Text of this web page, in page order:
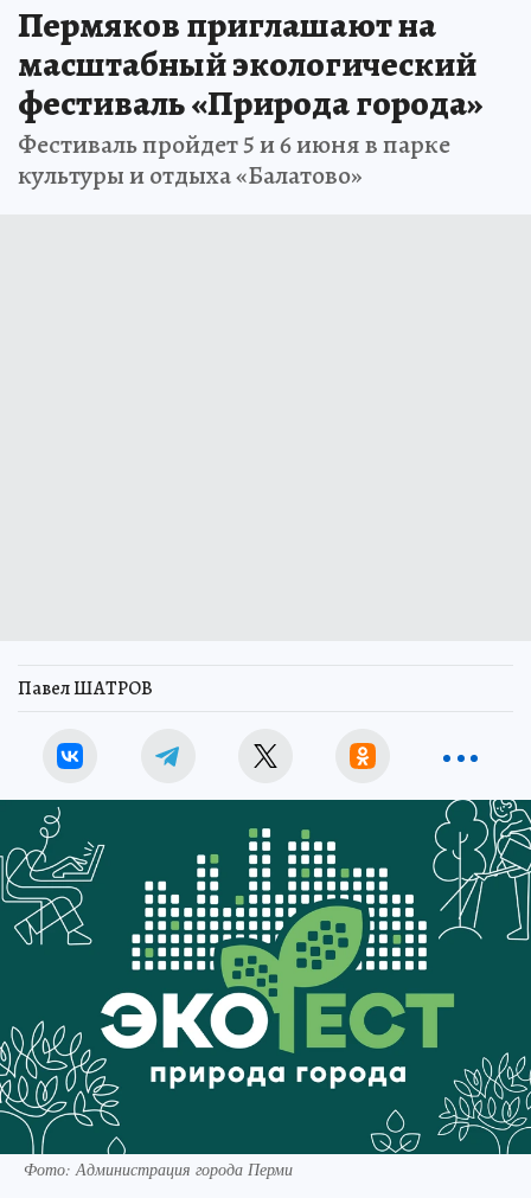
Пермяков приглашают на
масштабный экологический
фестиваль «Природа города»
Фестиваль пройдет 5 и 6 июня в парке
культуры и отдыха «Балатово»
Павел ШАТРОВ
Фото: Администрация города Перми